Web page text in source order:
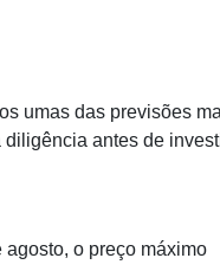
umas das previsões
antes de
o preço máximo